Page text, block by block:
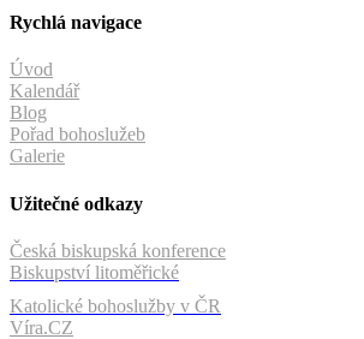
Rychlá navigace
Úvod
Kalendář
Blog
Pořad bohoslužeb
Galerie
Užitečné odkazy
Česká biskupská konference
Biskupství litoměřické
Katolické bohoslužby v ČR
Víra.CZ